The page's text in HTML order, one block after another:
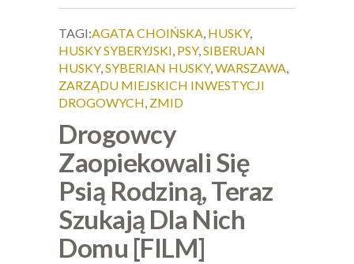
TAGI:AGATA CHOIŃSKA, HUSKY,
HUSKY SYBERYJSKI, PSY,SIBERUAN
HUSKY,SYBERIAN HUSKY,WARSZAWA,
ZARZĄDU MIEJSKICH INWESTYCJI
DROGOWYCH, ZMID
Drogowcy
Zaopiekowali Się
Psią Rodziną, Teraz
Szukają Dla Nich
Domu [FILM]